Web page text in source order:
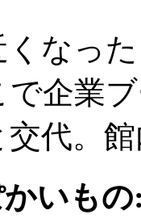
くなっ
で企業
交代。
いもの: